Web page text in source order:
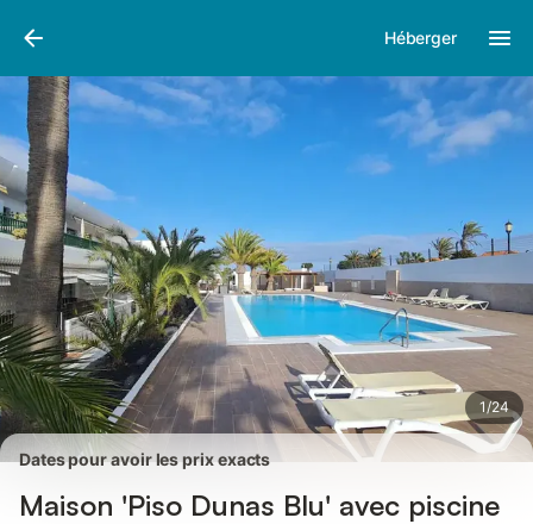
Héberger
1/24
Photos
Dates pour avoir les prix exacts
Maison 'Piso Dunas Blu' avec piscine